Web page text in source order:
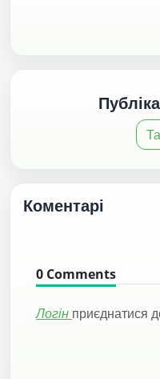
Коментарі
0 Comments
Логін приєднатися